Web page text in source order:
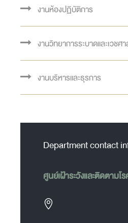
งานห้องปฏิบัติการ
งานวิทยาการระบาดและเวช
งานบริหารและธุรการ
Department contact
ศูนย์เฝ้าระวังและติดตาม